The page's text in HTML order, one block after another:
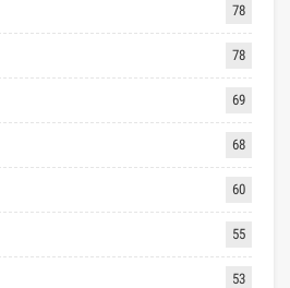
78
78
69
68
60
55
53